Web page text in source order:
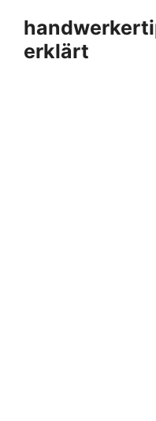
Inhalt
springen
erklärt